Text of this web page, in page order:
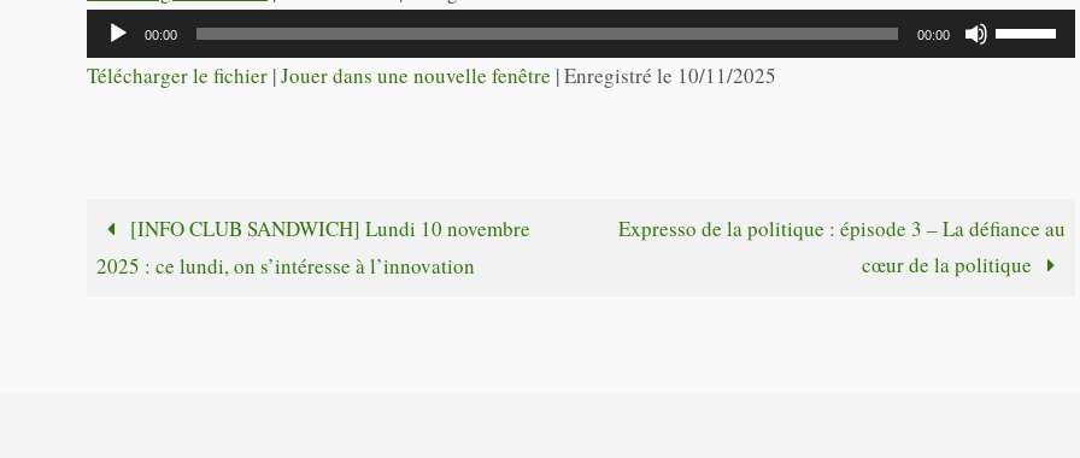
flèches
le
volume.
Lecteur
audio
00:00 00:00
Utilisez
les
ou
diminuer
Télécharger le fichier |Jouer dans une nouvelle fenêtre |Enregistré le 10/11/2025
[INFO CLUB SANDWICH] Lundi 10 novembre
2025 : ce lundi, on s’intéresse à l’innovation
Expresso de la politique : épisode 3 – La défiance au
cœur de la politique